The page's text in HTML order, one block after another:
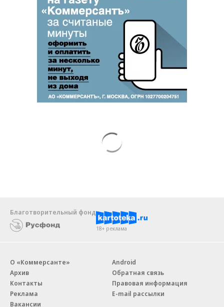
Благотворительный фонд
18+ реклама
О «Коммерсанте»
Архив
Контакты
Реклама
Вакансии
Android
Обратная связь
Правовая информация
E-mail рассылки